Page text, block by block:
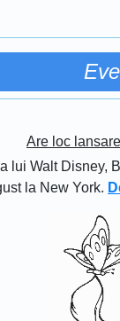
Are loc
lui Walt
la New York.